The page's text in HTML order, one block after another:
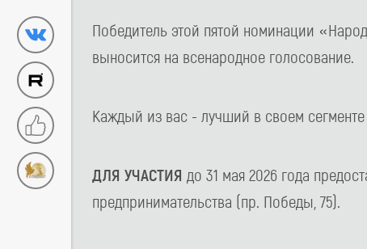
Победитель этой пятой номинации
выносится на всенародное голосование.
Каждый из вас - лучший в своем
ДЛЯ УЧАСТИЯ до 31 мая 2026 года
предпринимательства (пр. Победы, 75).